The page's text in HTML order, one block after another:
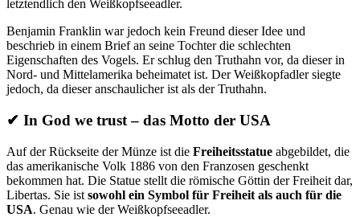
letztendlich den Weißkopfseeadler.
Benjamin Franklin war jedoch kein Freund dieser Idee und
beschrieb in einem Brief an seine Tochter die schlechten
Eigenschaften des Vogels. Er schlug den Truthahn vor, da dieser in
Nord- und Mittelamerika beheimatet ist. Der Weißkopfadler siegte
jedoch, da dieser anschaulicher ist als der Truthahn.
✔ In God we trust – das Motto der USA
Auf der Rückseite der Münze ist die Freiheitsstatue abgebildet, die
das amerikanische Volk 1886 von den Franzosen geschenkt
bekommen hat. Die Statue stellt die römische Göttin der Freiheit dar,
Libertas. Sie ist sowohl ein Symbol für Freiheit als auch für die
USA. Genau wie der Weißkopfseeadler.